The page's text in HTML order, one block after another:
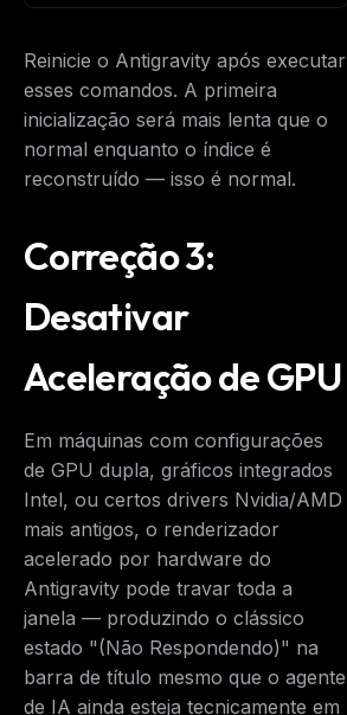
Reinicie o Antigravity após executar
esses comandos. A primeira
inicialização será mais lenta que o
normal enquanto o índice é
reconstruído — isso é normal.
Correção 3:
Desativar
Aceleração de GPU
Em máquinas com configurações
de GPU dupla, gráficos integrados
Intel, ou certos drivers Nvidia/AMD
mais antigos, o renderizador
acelerado por hardware do
Antigravity pode travar toda a
janela — produzindo o clássico
estado "(Não Respondendo)" na
barra de título mesmo que o agente
de IA ainda esteja tecnicamente em